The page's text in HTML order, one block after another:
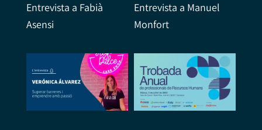
Entrevista a Fabià
Asensi
Entrevista a Manuel
Monfort